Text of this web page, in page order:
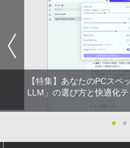
【エン
の世界
ち 40巻
￥
小学館
ーズ）
【特集】あなたのPCスペ
LLM」の選び方と快適化テ
● ●